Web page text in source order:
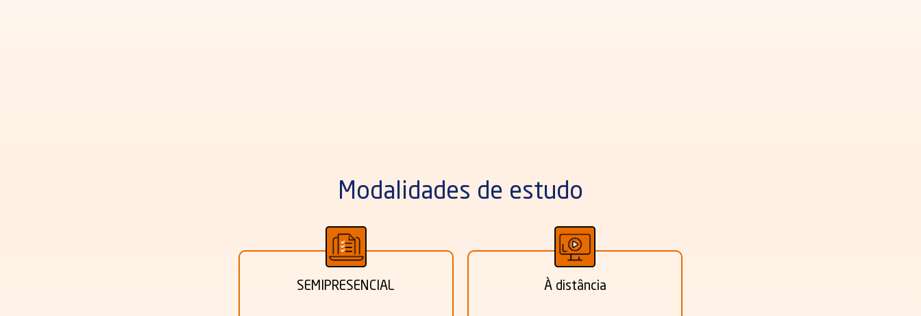
Modalidades de estudo
SEMIPRESENCIAL À distância